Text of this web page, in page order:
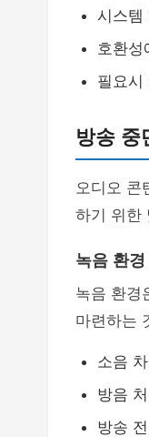
시스템
호환성
필요시
방송 중
오디오 콘
하기 위한
녹음 환경
녹음 환경
마련하는
소음
방음
방송